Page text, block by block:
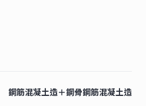
鋼筋混凝土造＋鋼骨鋼筋混凝土造